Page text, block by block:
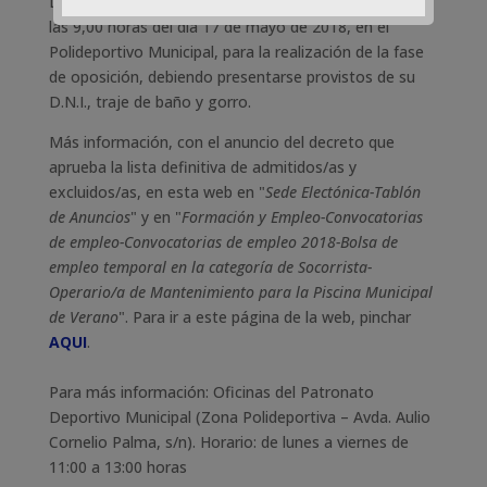
las 9,00 horas del día 17 de mayo de 2018, en el
Polideportivo Municipal, para la realización de la fase
de oposición, debiendo presentarse provistos de su
D.N.I., traje de baño y gorro.
Más información, con el anuncio del decreto que
aprueba la lista definitiva de admitidos/as y
excluidos/as, en esta web en "Sede Electónica-Tablón
de Anuncios" y en "Formación y Empleo-Convocatorias
de empleo-Convocatorias de empleo 2018-Bolsa de
empleo temporal en la categoría de Socorrista-
Operario/a de Mantenimiento para la Piscina Municipal
de Verano". Para ir a este página de la web, pinchar
AQUI.
Para más información: Oficinas del Patronato
Deportivo Municipal (Zona Polideportiva – Avda. Aulio
Cornelio Palma, s/n). Horario: de lunes a viernes de
11:00 a 13:00 horas